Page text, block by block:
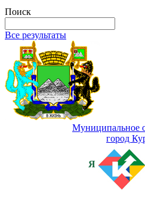
Поиск
Все результаты
Муниципальное
город
Я